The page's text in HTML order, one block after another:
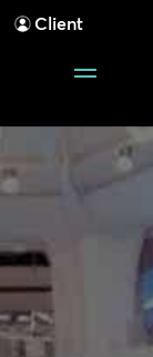
Client